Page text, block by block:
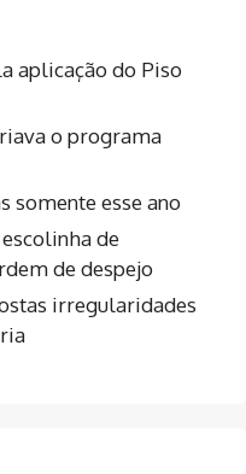
aplicação do Piso
o programa
somente esse ano
de
de despejo
irregularidades